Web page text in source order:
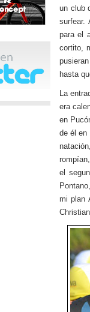
un club
surfear.
para el
cortito,
hasta
La
era
en
de él en
el
mi plan